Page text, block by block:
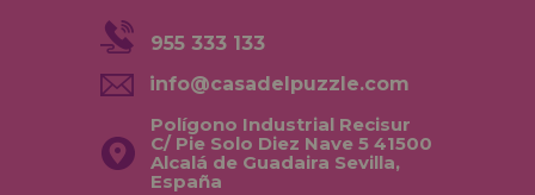
955 333 133
info@casadelpuzzle.com
Polígono Industrial Recisur
C/ Pie Solo Diez Nave 5 41500
Alcalá de Guadaira Sevilla,
España